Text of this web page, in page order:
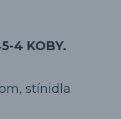
4 KOBY.
stínidla